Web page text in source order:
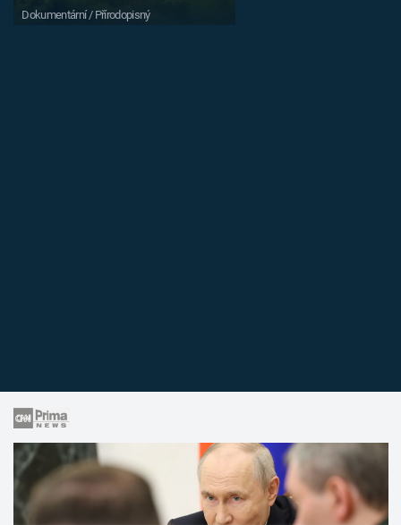
Dokumentární / Přírodopisný